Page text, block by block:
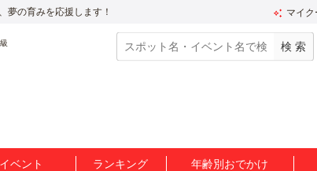
夢の育みを応援します！ マイク
ベント ランキング 年齢別おでかけ